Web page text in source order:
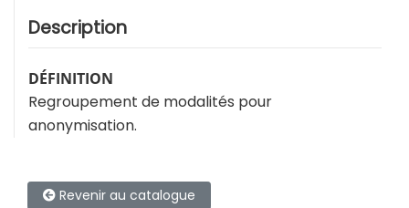
Description
DÉFINITION
Regroupement de modalités pour
anonymisation.
Revenir au catalogue